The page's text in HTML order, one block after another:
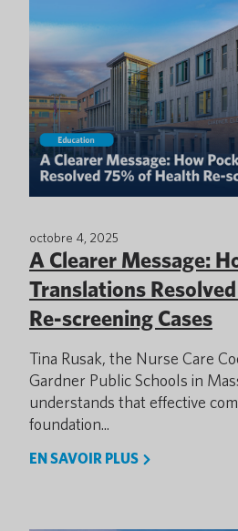
octobre 4, 2025
A Clearer Message:
Translations
Re-screening Cases
Tina Rusak, the Nurse Care
Gardner Public Schools in
understands that effective
foundation...
EN SAVOIR PLUS